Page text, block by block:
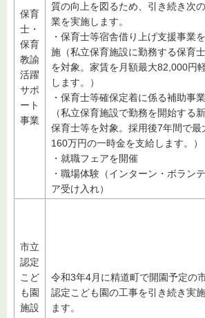
保育
士・
保育
教諭
活躍
サポ
ート
事業
質の向上を図るため、引き続き次
業を実施します。
・保育士等宿舎借り上げ支援事業
施（私立保育施設に勤務する保育
を対象。家賃を月額最大82,000円
します。）
・保育士等確保定着に係る補助事業
（私立保育施設で勤務を開始する
保育士等を対象。採用後7年間で最
160万円の一時金を支給します。）
・就職フェアを開催
・職場体験（インターン・ボラン
ア受け入れ）
市立
認定
こど
も園
施設
令和3年4月に精道町で開園予定の
認定こども園の工事を引き続き実
ます。